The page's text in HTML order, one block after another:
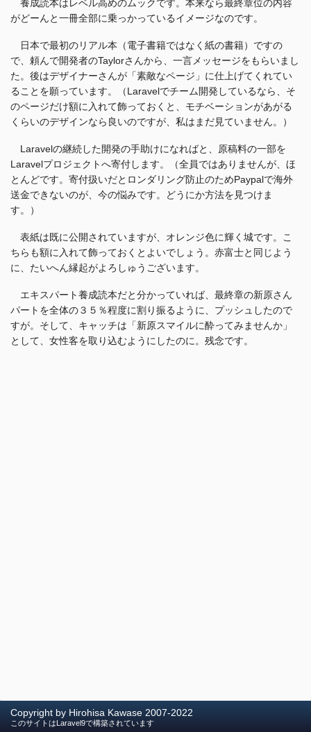
養成読本はレベル高めのムックです。本来なら最終章位の内容
がどーんと一冊全部に乗っかっているイメージなのです。
日本で最初のリアル本（電子書籍ではなく紙の書籍）ですの
で、頼んで開発者のTaylorさんから、一言メッセージをもらいまし
た。後はデザイナーさんが「素敵なページ」に仕上げてくれてい
ることを願っています。（Laravelでチーム開発しているなら、そ
のページだけ額に入れて飾っておくと、モチベーションがあがる
くらいのデザインなら良いのですが、私はまだ見ていません。）
Laravelの継続した開発の手助けになればと、原稿料の一部を
Laravelプロジェクトへ寄付します。（全員ではありませんが、ほ
とんどです。寄付扱いだとロンダリング防止のためPaypalで海外
送金できないのが、今の悩みです。どうにか方法を見つけま
す。）
表紙は既に公開されていますが、オレンジ色に輝く城です。こ
ちらも額に入れて飾っておくとよいでしょう。赤富士と同じよう
に、たいへん縁起がよろしゅうございます。
エキスパート養成読本だと分かっていれば、最終章の新原さん
パートを全体の３５％程度に割り振るように、プッシュしたので
すが。そして、キャッチは「新原スマイルに酔ってみませんか」
として、女性客を取り込むようにしたのに。残念です。
Copyright by Hirohisa Kawase 2007-2022
このサイトはLaravel9で構築されています